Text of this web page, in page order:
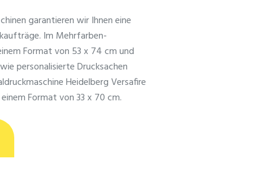
garantieren wir Ihnen eine
Im Mehrfarben-
Format von 53 x 74 cm und
personalisierte Drucksachen
Heidelberg Versafire
Format von 33 x 70 cm.